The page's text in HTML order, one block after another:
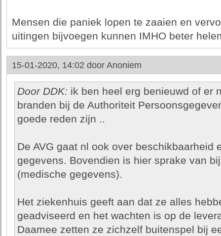
Mensen die paniek lopen te zaaien en
uitingen bijvoegen kunnen IMHO beter
15-01-2020, 14:02 door Anoniem
Door DDK: ik ben heel erg benieuwd of er
branden bij de Authoriteit
goede reden zijn ..
De AVG gaat nl ook over beschikbaarheid
gegevens. Bovendien is hier sprake van
(medische gegevens).
Het ziekenhuis geeft aan dat ze alles
geadviseerd en het wachten is op de
Daamee zetten ze zichzelf buitenspel bij